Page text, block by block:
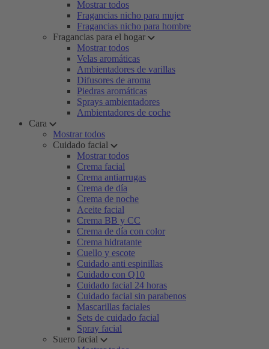
Mostrar todos
Fragancias nicho para mujer
Fragancias nicho para hombre
Fragancias para el hogar
Mostrar todos
Velas aromáticas
Ambientadores de varillas
Difusores de aroma
Piedras aromáticas
Sprays ambientadores
Ambientadores de coche
Cara
Mostrar todos
Cuidado facial
Mostrar todos
Crema facial
Crema antiarrugas
Crema de día
Crema de noche
Aceite facial
Crema BB y CC
Crema de día con color
Crema hidratante
Cuello y escote
Cuidado anti espinillas
Cuidado con Q10
Cuidado facial 24 horas
Cuidado facial sin parabenos
Mascarillas faciales
Sets de cuidado facial
Spray facial
Suero facial